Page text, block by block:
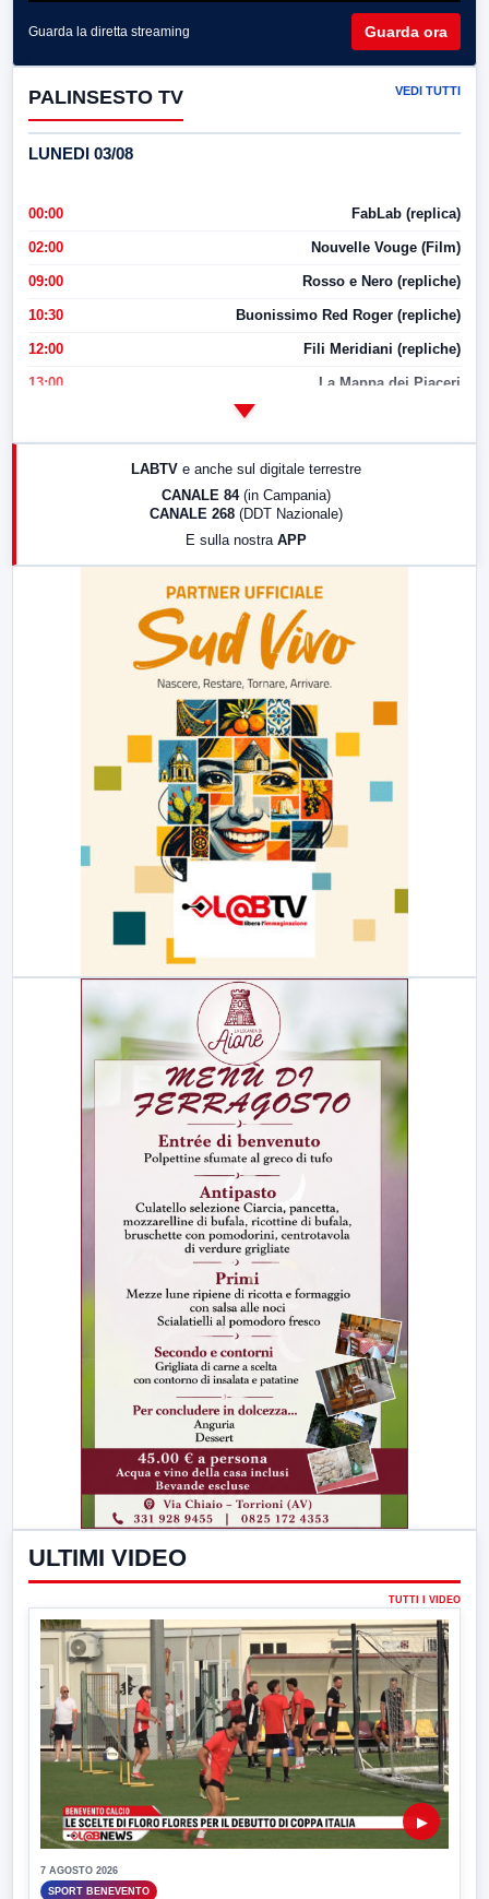
Guarda la diretta streaming Guarda ora
PALINSESTO TV VEDI TUTTI
LUNEDI 03/08
00:00 FabLab (replica)
02:00 Nouvelle Vouge (Film)
09:00 Rosso e Nero (repliche)
10:30 Buonissimo Red Roger (repliche)
12:00 Fili Meridiani (repliche)
13:00 La Mappa dei Piaceri
LABTV e anche sul digitale terrestre
CANALE 84 (in Campania)
CANALE 268 (DDT Nazionale)
E sulla nostra APP
ULTIMI VIDEO
TUTTI I VIDEO
▶
7 AGOSTO 2026
SPORT BENEVENTO